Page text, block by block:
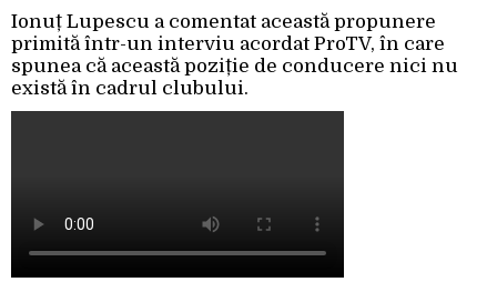
Ionuț Lupescu a comentat această propunere
primită într-un interviu acordat ProTV, în care
spunea că această poziție de conducere nici nu
există în cadrul clubului.